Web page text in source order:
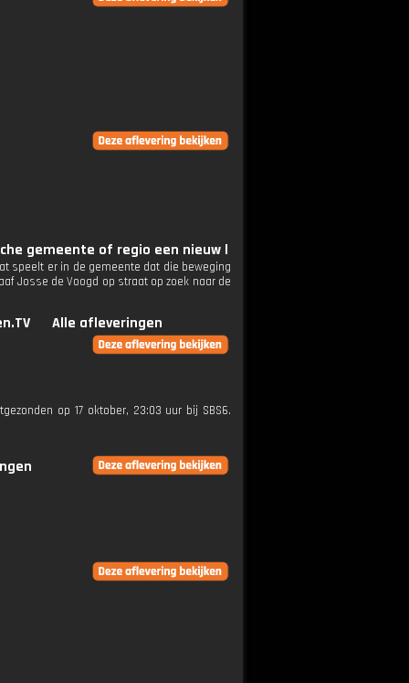
gemeente of regio een nieuw l
speelt er in de gemeente dat die beweging
Josse de Voogd op straat op zoek naar de
Alle afleveringen
op 17 oktober, 23:03 uur bij SBS6.